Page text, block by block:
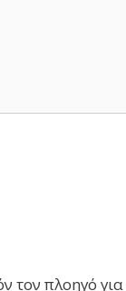
τον πλοηγό